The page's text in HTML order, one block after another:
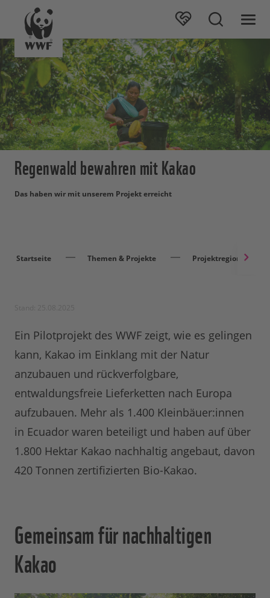
Regenwald bewahren mit Kakao
Das haben wir mit unserem Projekt erreicht
Startseite Themen & Projekte Projektregionen
Ein Pilotprojekt des WWF zeigt, wie es gelingen
kann, Kakao im Einklang mit der Natur
anzubauen und rückverfolgbare,
entwaldungsfreie Lieferketten nach Europa
aufzubauen. Mehr als 1.400 Kleinbäuer:innen
in Ecuador waren beteiligt und haben auf über
1.800 Hektar Kakao nachhaltig angebaut, davon
420 Tonnen zertifizierten Bio-Kakao.
Gemeinsam für nachhaltigen
Kakao